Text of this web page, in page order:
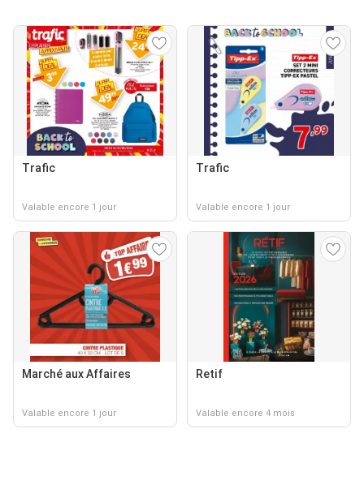
Trafic
Valable encore 1 jour
Trafic
Valable encore 1 jour
Marché aux Affaires
Valable encore 1 jour
Retif
Valable encore 4 mois